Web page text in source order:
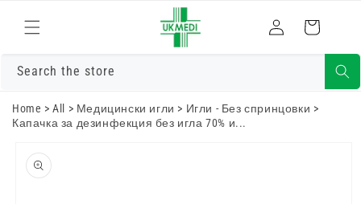
към
съдържанието
Влизам Количка
Search the store
Home >All > Медицински игли > Игли - Без спринцовки >
Капачка за дезинфекция без игла 70% и...
информацията
за продукта